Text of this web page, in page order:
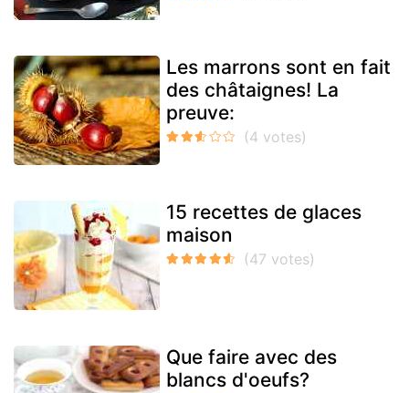
Les marrons sont en fait
des châtaignes! La
preuve:
15 recettes de glaces
maison
Que faire avec des
blancs d'oeufs?